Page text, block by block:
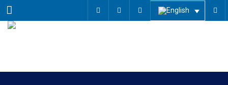
Menu